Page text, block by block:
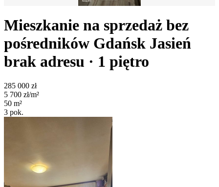
Mieszkanie na sprzedaż bez
pośredników Gdańsk Jasień
brak adresu · 1 piętro
285 000 zł
5 700 zł/m²
50 m²
3 pok.